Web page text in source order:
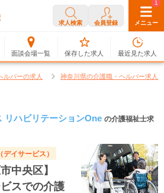
求人検索 会員登録 メニュー
面談会場一覧
0
保存した求人
1
最近見た求人
ルパーの求人 神奈川県の介護職・ヘルパー求人
リハビリテーションOne の介護福祉士求
イサービス）
市中央区】
スでの介護